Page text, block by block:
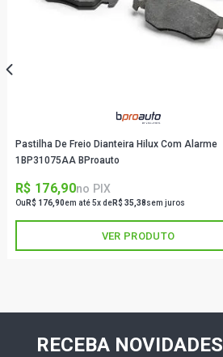
Pastilha De Freio Dianteira Hilux Com Alarme
1BP31075AA BProauto
R$ 176,90no PIX
Ou R$ 176,90em até 5x deR$ 35,38sem juros
VER PRODUTO
RECEBA NOVIDADES